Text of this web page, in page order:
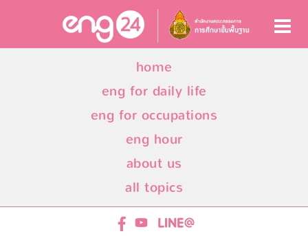
home
eng for daily life
eng for occupations
eng hour
about us
all topics